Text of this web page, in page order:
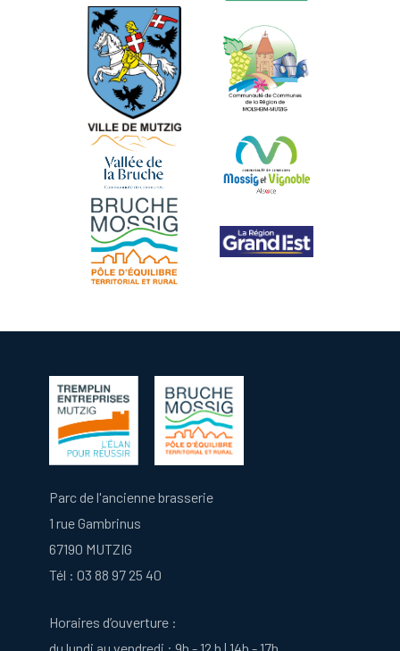
Parc de l'ancienne brasserie
1 rue Gambrinus
67190 MUTZIG
Tél : 03 88 97 25 40
Horaires d’ouverture :